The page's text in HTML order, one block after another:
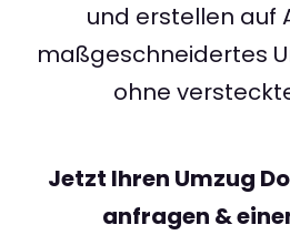
und erstellen auf
maßgeschneidertes
ohne
Jetzt Ihren Umzug
anfragen &